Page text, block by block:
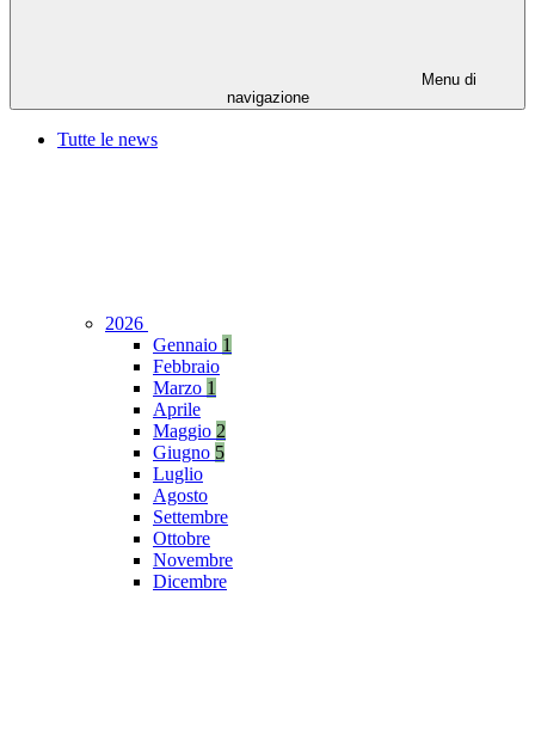
Menu di
navigazione
Tutte le news
2026
Gennaio 1
Febbraio
Marzo 1
Aprile
Maggio 2
Giugno 5
Luglio
Agosto
Settembre
Ottobre
Novembre
Dicembre